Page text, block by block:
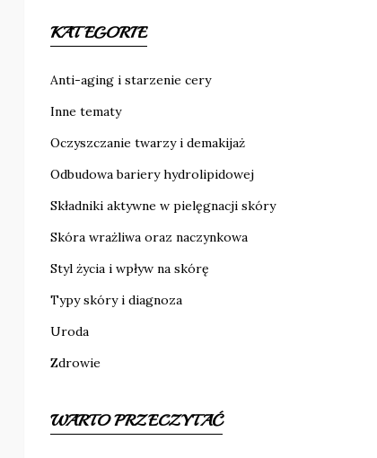
KATEGORIE
Anti-aging i starzenie cery
Inne tematy
Oczyszczanie twarzy i demakijaż
Odbudowa bariery hydrolipidowej
Składniki aktywne w pielęgnacji skóry
Skóra wrażliwa oraz naczynkowa
Styl życia i wpływ na skórę
Typy skóry i diagnoza
Uroda
Zdrowie
WARTO PRZECZYTAĆ